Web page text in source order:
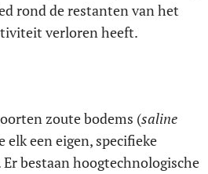
rond de restanten van het
verloren heeft.
zoute bodems (saline
elk een eigen, specifieke
bestaan hoogtechnologische